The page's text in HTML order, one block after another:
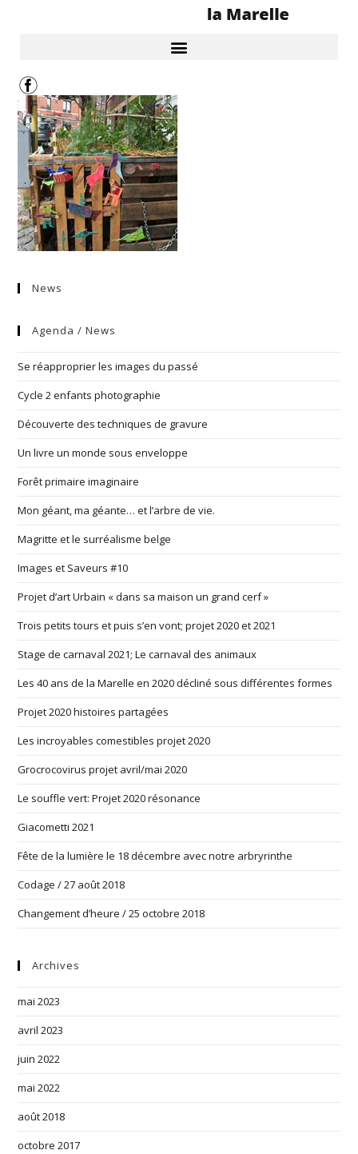
News
Agenda / News
Se réapproprier les images du passé
Cycle 2 enfants photographie
Découverte des techniques de gravure
Un livre un monde sous enveloppe
Forêt primaire imaginaire
Mon géant, ma géante… et l’arbre de vie.
Magritte et le surréalisme belge
Images et Saveurs #10
Projet d’art Urbain « dans sa maison un grand cerf »
Trois petits tours et puis s’en vont; projet 2020 et 2021
Stage de carnaval 2021; Le carnaval des animaux
Les 40 ans de la Marelle en 2020 décliné sous différentes formes
Projet 2020 histoires partagées
Les incroyables comestibles projet 2020
Grocrocovirus projet avril/mai 2020
Le souffle vert: Projet 2020 résonance
Giacometti 2021
Fête de la lumière le 18 décembre avec notre arbryrinthe
Codage / 27 août 2018
Changement d’heure / 25 octobre 2018
Archives
mai 2023
avril 2023
juin 2022
mai 2022
août 2018
octobre 2017